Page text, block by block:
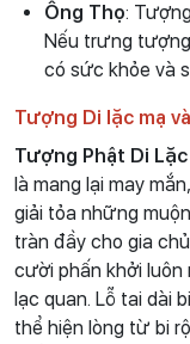
Ông Thọ:
Nếu trưng
có sức khỏe và
Tượng Di lặc mạ
Tượng Phật Di
là mang lại may
giải tỏa những
tràn đầy cho gia
cười phấn khởi luôn
lạc quan. Lỗ tai dài
thể hiện lòng từ bi